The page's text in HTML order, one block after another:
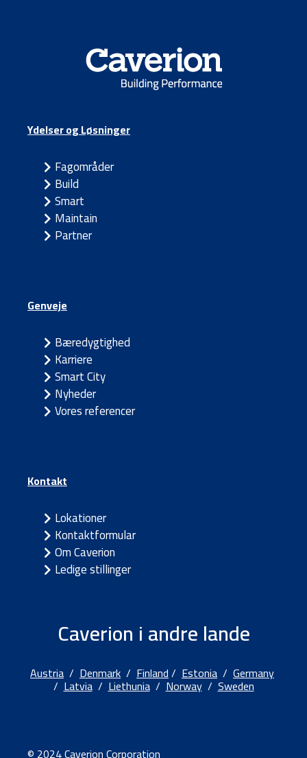
Ydelser og Løsninger
Fagområder
Build
Smart
Maintain
Partner
Genveje
Bæredygtighed
Karriere
Smart City
Nyheder
Vores referencer
Kontakt
Lokationer
Kontaktformular
Om Caverion
Ledige stillinger
Caverion i andre lande
Austria / Denmark / Finland/ Estonia / Germany
/Latvia/Liethunia/Norway/Sweden
© 2024 Caverion Corporation